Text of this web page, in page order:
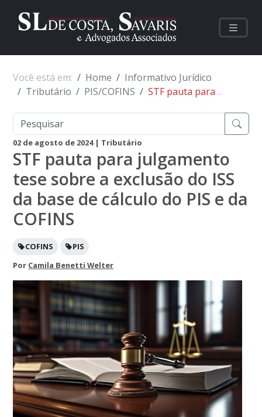
Você está em: Home
Informativo Jurídico
Tributário
PIS/COFINS STF pauta para julgamento tese sobre a exclusão do ISS da base de cálculo do PIS e da COFINS
02 de agosto de 2024 | Tributário
STF pauta para julgamento
tese sobre a exclusão do ISS
da base de cálculo do PIS e da
COFINS
COFINS
PIS
Por Camila Benetti Welter